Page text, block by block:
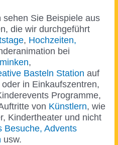
Sie Beispiele aus
die wir durchgeführt
, Hochzeiten,
bei
,
Basteln Station auf
in Einkaufszentren,
Programme,
von Künstlern, wie
Kindertheater und nicht
Besuche, Advents
usw.